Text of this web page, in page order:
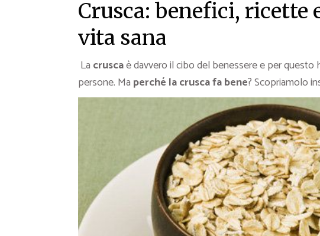
Video Ricette
Ricette per Ingrediente
Crusca: benefici, ricette
vita sana
La cruscaè davvero il cibo del benessere e per
persone. Ma perché la crusca fa bene? Scopriamolo